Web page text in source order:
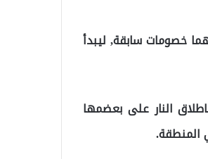
خصومات سابقة, ليبدأ
النار على بعضمها
المنطقة.